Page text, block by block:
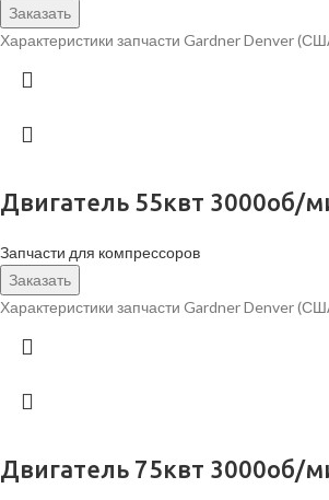
Заказать
Характеристики запчасти Gardner Denver
Двигатель 55квт 3000об/
Запчасти для компрессоров
Заказать
Характеристики запчасти Gardner Denver
Двигатель 75квт 3000об/